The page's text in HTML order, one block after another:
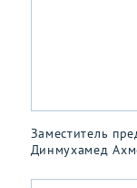
Заместитель
Динмухамед